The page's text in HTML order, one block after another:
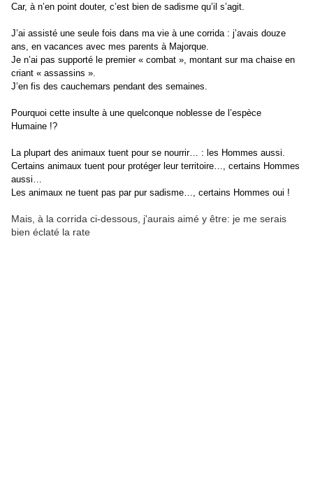
Car, à n’en point douter, c’est bien de sadisme qu’il s’agit.
J’ai assisté une seule fois dans ma vie à une corrida : j’avais douze
ans, en vacances avec mes parents à Majorque.
Je n’ai pas supporté le premier « combat », montant sur ma chaise en
criant « assassins ».
J’en fis des cauchemars pendant des semaines.
Pourquoi cette insulte à une quelconque noblesse de l’espèce
Humaine !?
La plupart des animaux tuent pour se nourrir… : les Hommes aussi.
Certains animaux tuent pour protéger leur territoire…, certains Hommes
aussi…
Les animaux ne tuent pas par pur sadisme…, certains Hommes oui !
Mais, à la corrida ci-dessous, j'aurais aimé y être: je me serais
bien éclaté la rate